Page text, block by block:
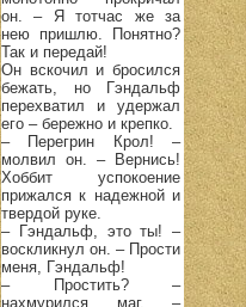
он. – Я тотчас же за
нею пришлю. Понятно?
Так и передай!
Он вскочил и бросился
бежать, но Гэндальф
перехватил и удержал
его – бережно и крепко.
– Перегрин Крол! –
молвил он. – Вернись!
Хоббит успокоение
прижался к надежной и
твердой руке.
– Гэндальф, это ты! –
воскликнул он. – Прости
меня, Гэндальф!
– Простить? –
нахмурился маг. –